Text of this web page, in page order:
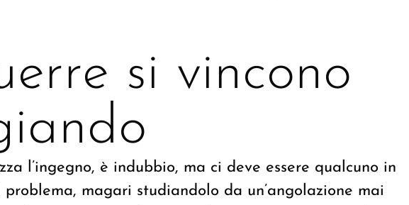
si vincono
l’ingegno, è indubbio, ma ci deve essere qualcuno in
magari studiandolo da un’angolazione mai